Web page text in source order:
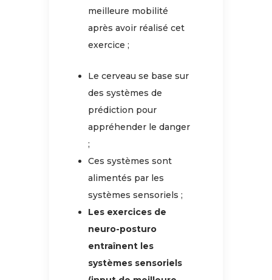
meilleure mobilité
après avoir réalisé cet
exercice ;
Le cerveau se base sur
des systèmes de
prédiction pour
appréhender le danger
;
Ces systèmes sont
alimentés par les
systèmes sensoriels ;
Les exercices de
neuro-posturo
entraînent les
systèmes sensoriels